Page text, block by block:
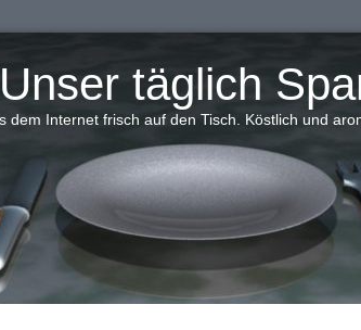
Unser täglich
dem Internet frisch auf den Tisch. Köstlich und